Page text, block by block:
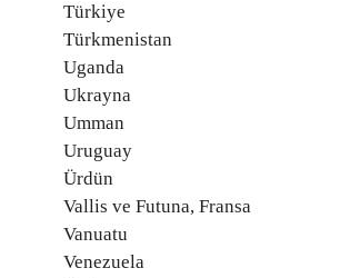
Türkiye
Türkmenistan
Uganda
Ukrayna
Umman
Uruguay
Ürdün
Vallis ve Futuna, Fransa
Vanuatu
Venezuela